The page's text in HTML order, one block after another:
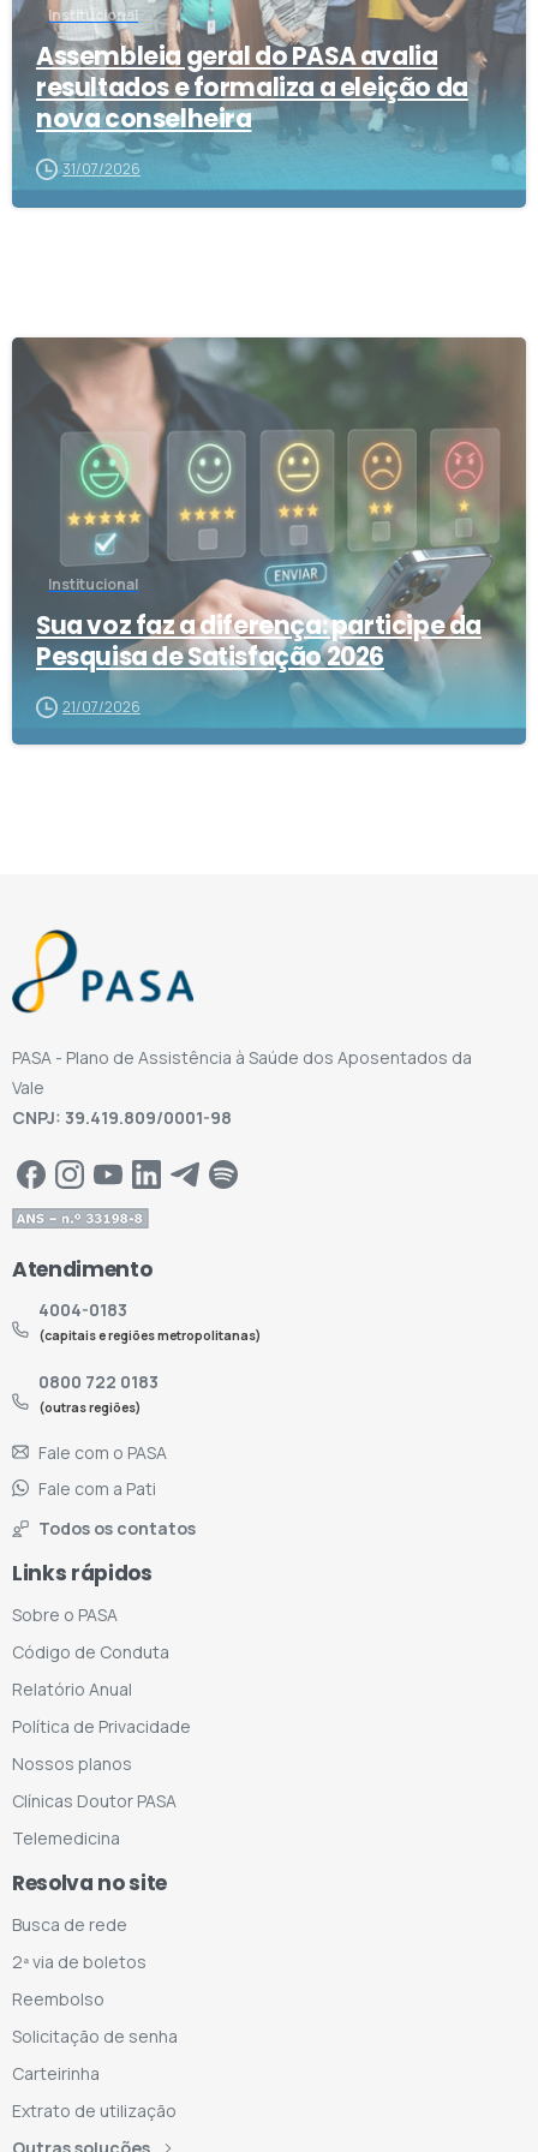
Institucional
Assembleia geral do PASA avalia
resultados e formaliza a eleição da
nova conselheira
31/07/2026
Institucional
Sua voz faz a diferença: participe da
Pesquisa de Satisfação 2026
21/07/2026
PASA - Plano de Assistência à Saúde dos Aposentados da
Vale
CNPJ: 39.419.809/0001-98
Atendimento
4004-0183
(capitais e regiões metropolitanas)
0800 722 0183
(outras regiões)
Fale com o PASA
Fale com a Pati
Todos os contatos
Links rápidos
Sobre o PASA
Código de Conduta
Relatório Anual
Política de Privacidade
Nossos planos
Clínicas Doutor PASA
Telemedicina
Resolva no site
Busca de rede
2ª via de boletos
Reembolso
Solicitação de senha
Carteirinha
Extrato de utilização